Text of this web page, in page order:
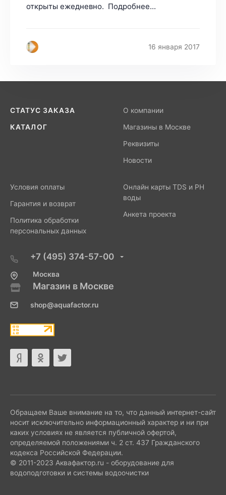
открыты ежедневно. Подробнее...
16 января 2017
СТАТУС ЗАКАЗА
КАТАЛОГ
О компании
Магазины в Москве
Реквизиты
Новости
Условия оплаты
Гарантия и возврат
Политика обработки
персональных данных
Онлайн карты TDS и PH
воды
Анкета проекта
+7 (495) 374-57-00
Москва
Магазин в Москве
shop@aquafactor.ru
Обращаем Ваше внимание на то, что данный интернет-сайт
носит исключительно информационный характер и ни при
каких условиях не является публичной офертой,
определяемой положениями ч. 2 ст. 437 Гражданского
кодекса Российской Федерации.
© 2011-2023 Аквафактор.ru - оборудование для
водоподготовки и системы водоочистки